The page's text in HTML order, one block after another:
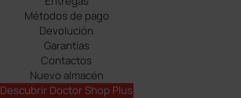
Métodos de pago
Devolución
Garantías
Contactos
Nuevo almacén
Descubrir Doctor Shop Plus